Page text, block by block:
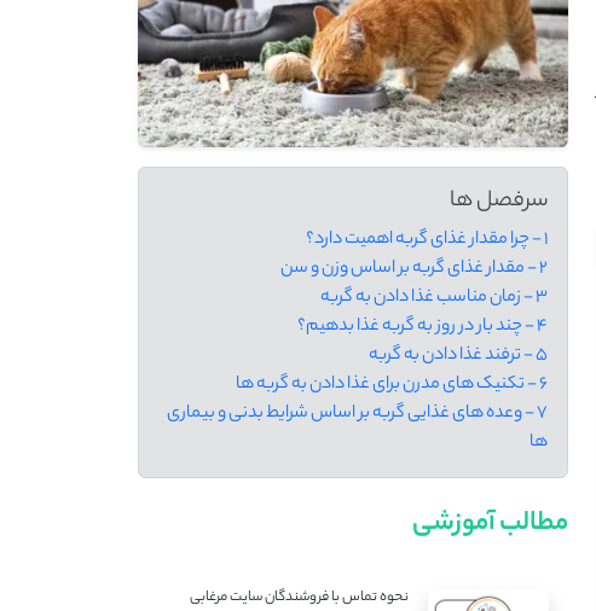
سرفصل ها
1 - چرا مقدار غذای گربه اهمیت دارد؟
2 - مقدار غذای گربه بر اساس وزن و سن
3 - زمان مناسب غذا دادن به گربه
4 - چند بار در روز به گربه غذا بدهیم؟
5 - ترفند غذا دادن به گربه
6 - تکنیک‌ های مدرن برای غذا دادن به گربه ‌ها
7 - وعده‌ های غذایی گربه بر اساس شرایط بدنی و بیماری
‌ها
مطالب آموزشی
نحوه تماس با فروشندگان سایت مرغابی